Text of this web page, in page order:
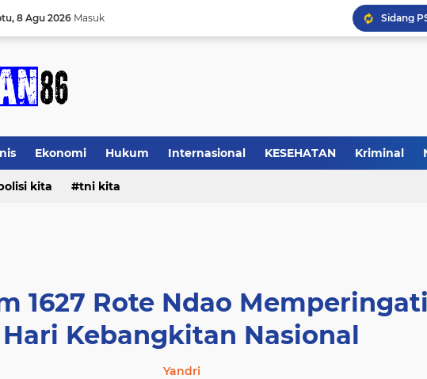
8 Agu 2026 Masuk
Ekonomi Hukum Internasional KESEHATAN Kriminal
kita tni kita
1627 Rote Ndao Memperingati
Hari Kebangkitan Nasional
Yandri